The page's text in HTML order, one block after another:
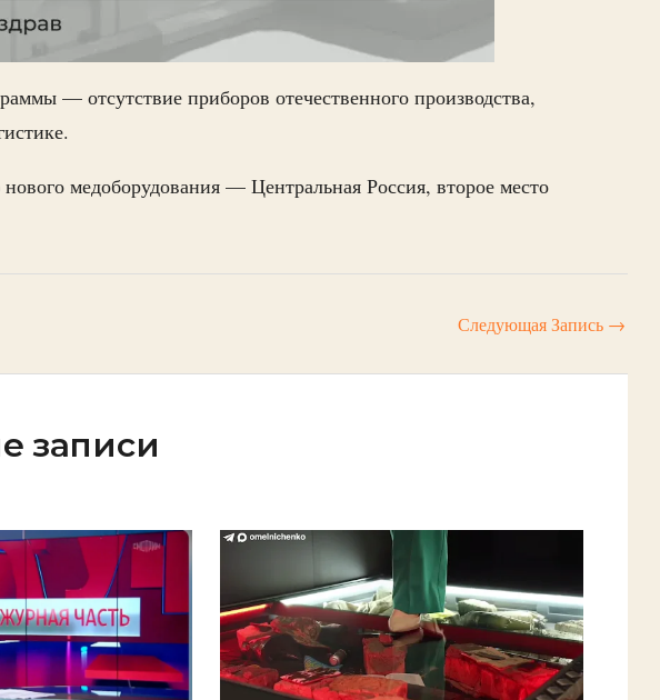
— отсутствие приборов отечественного производства,
медоборудования — Центральная Россия, второе место
Следующая Запись →
записи